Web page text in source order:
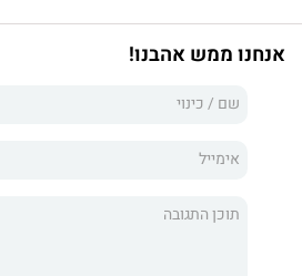
שלו, בדיוק כפי ששמעתי, מסתיר
אותי אליו ללא יכולת להתנגד.
עסקה נחתמת, ואין לי ברירה אלא לחיות
יש תשוקה בוערת בינינו, שמאיימת להרוס
אנחנו ממש אהבנו!